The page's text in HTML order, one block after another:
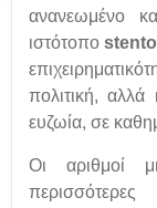
ανανεωμένο
ιστότοπο
πολιτική, αλλά
ευζωία, σε
Οι αριθμοί